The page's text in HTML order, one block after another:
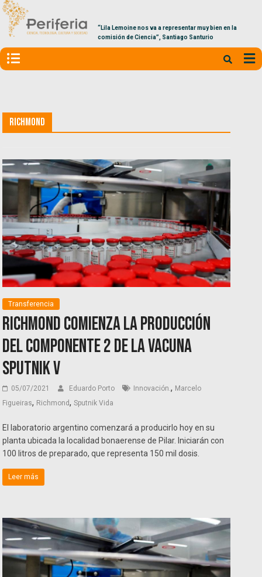
“Lila Lemoine nos va a representar muy bien en la
comisión de Ciencia”, Santiago Santurio
Richmond
Transferencia
Richmond comienza la producción
del componente 2 de la vacuna
Sputnik V
05/07/2021 Eduardo Porto Innovación., Marcelo
Figueiras, Richmond,Sputnik Vida
El laboratorio argentino comenzará a producirlo hoy en su
planta ubicada la localidad bonaerense de Pilar. Iniciarán con
100 litros de preparado, que representa 150 mil dosis.
Leer más